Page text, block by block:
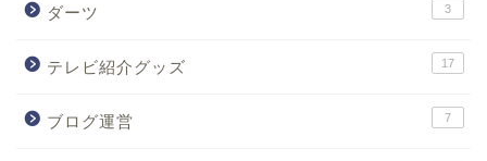
ダーツ 3
テレビ紹介グッズ 17
ブログ運営 7